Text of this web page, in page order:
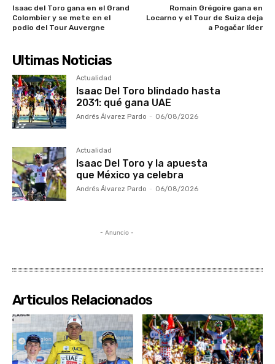
Isaac del Toro gana en el Grand
Colombier y se mete en el
podio del Tour Auvergne
Romain Grégoire gana en
Locarno y el Tour de Suiza deja
a Pogačar líder
Ultimas Noticias
Actualidad
Isaac Del Toro blindado hasta
2031: qué gana UAE
Andrés Álvarez Pardo - 06/08/2026
Actualidad
Isaac Del Toro y la apuesta
que México ya celebra
Andrés Álvarez Pardo - 06/08/2026
- Anuncio -
Articulos Relacionados